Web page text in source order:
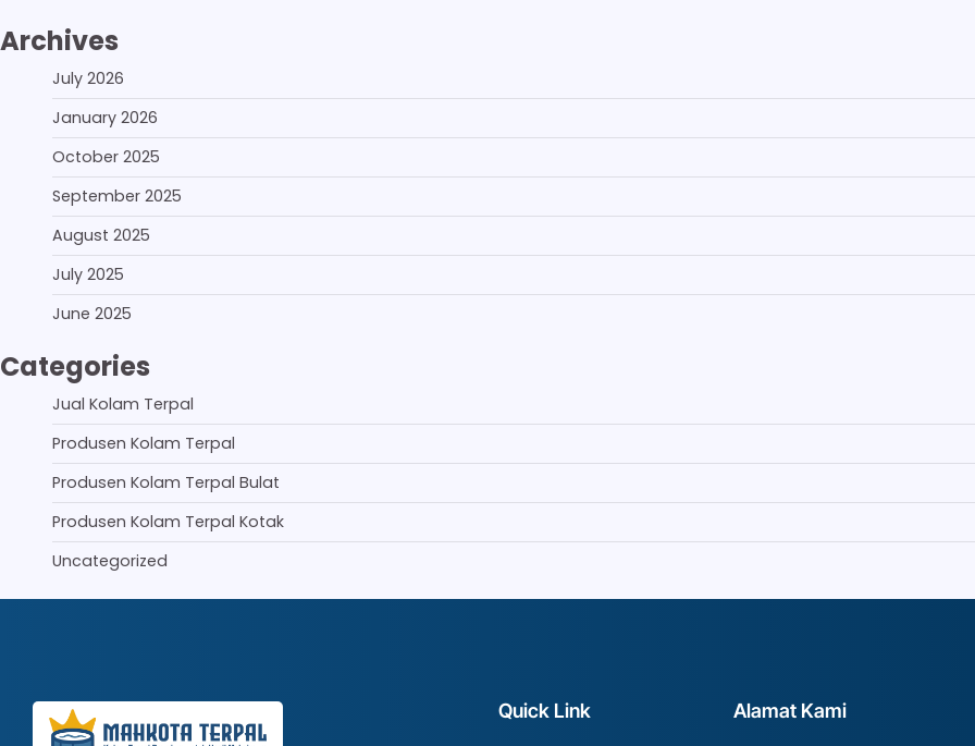
Archives
July 2026
January 2026
October 2025
September 2025
August 2025
July 2025
June 2025
Categories
Jual Kolam Terpal
Produsen Kolam Terpal
Produsen Kolam Terpal Bulat
Produsen Kolam Terpal Kotak
Uncategorized
Quick Link Alamat Kami